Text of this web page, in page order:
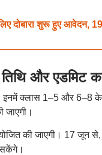
दोबारा शुरू हुए आवेदन,
और एडमिट
क्लास 1–5 और 6–8
जाएगी।
की जाएगी। 17 जून